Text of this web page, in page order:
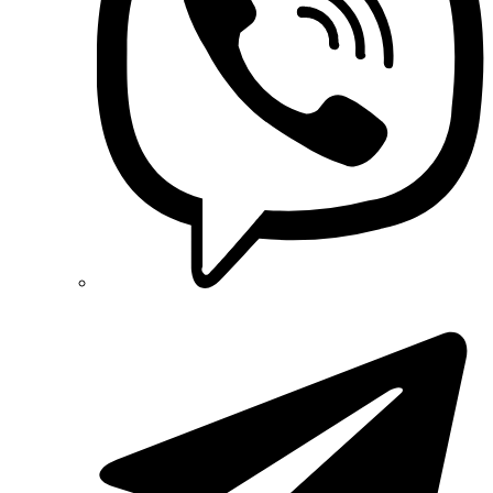
Phoenix Contact (Німеччина)
Plank Electrotechnic (Україна)
PYLONTECH (Китай)
Radpol (Польща)
Raut (Україна)
Reliance (Україна)
REM POWER (Словенія)
Schneider-Electric (Франція)
Siemens (Німеччина)
Technoelectric (Італія)
Technosystems (Україна)